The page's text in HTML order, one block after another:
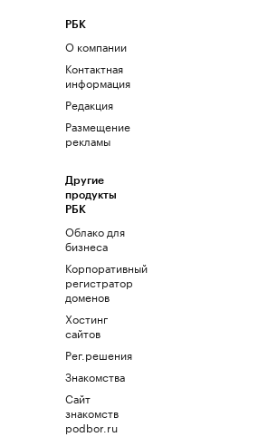
РБК
О компании
Контактная
информация
Редакция
Размещение
рекламы
Другие
продукты
РБК
Облако для
бизнеса
Корпоративный
регистратор
доменов
Хостинг
сайтов
Рег.решения
Знакомства
Сайт
знакомств
podbor.ru